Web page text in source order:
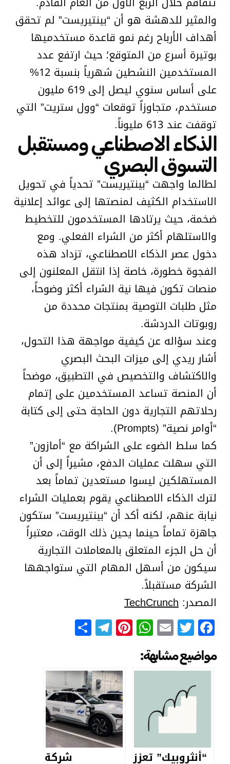
والمثير للدهشة هو أن “بينتيريست” لم تحقق
أهداف الأرباح رغم نمو قاعدة مستخدميها
بوتيرة أسرع من المتوقع؛ حيث ارتفع عدد
المستخدمين النشطين شهرياً بنسبة 12%
على أساس سنوي ليصل إلى 619 مليون
مستخدم، متجاوزاً توقعات “وول ستريت” التي
توقفت عند 613 مليوناً.
الذكاء الاصطناعي ومستقبل
التسوق البصري
لطالما واجهت “بينتيريست” تحدياً في تحويل
الاستخدام الكثيف لمنصتها إلى عوائد إعلانية
ضخمة، حيث يرتادها المستخدمون للتخطيط
والاستلهام أكثر من الشراء الفعلي. ومع
دخول عصر الذكاء الاصطناعي، تزداد هذه
الفجوة خطورة، خاصة إذا انتقل المعلنون إلى
منصات تكون فيها نية الشراء أكثر وضوحاً،
مثل طلبات التوصية بمنتجات محددة من
روبوتات الدردشة.
وعند سؤاله عن كيفية مواجهة هذا التحول،
أشار ريدي إلى ميزات البحث البصري
والاكتشاف والتخصيص في التطبيق، موضحاً
أن المنصة تساعد المستخدمين على إتمام
رحلاتهم التجارية دون الحاجة حتى إلى كتابة
“أوامر نصية” (Prompts).
كما سلط الضوء على الشراكة مع “أمازون”
التي سهلت عمليات الدفع، مشيراً إلى أن
المستهلكين ليسوا مستعدين تماماً بعد
لترك الذكاء الاصطناعي يقوم بعمليات الشراء
نيابة عنهم، لكنه أكد أن “بينتيريست” ستكون
جاهزة تماماً حينما يحين ذلك الوقت، معتبراً
أن حل الجزء المتعلق بالمعاملات التجارية
سيكون من أسهل المهام التي ستواجهها
الشركة مستقبلاً.
المصدر:TechCrunch
Facebook
Twitter
Email
WhatsApp
Pinterest
Telegram
مواضيع مشابهة:
“أنثروبيك” تعزز شركة